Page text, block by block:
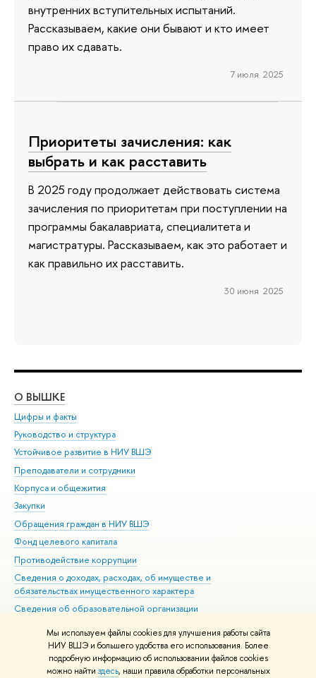
Мы используем файлы cookies для улучшения работы сайта
НИУ ВШЭ и большего удобства его использования. Более
подробную информацию об использовании файлов cookies
можно найти здесь, наши правила обработки персональных
внутренних вступительных испытаний.
Рассказываем, какие они бывают и кто имеет
право их сдавать.
7 июля 2025
Приоритеты зачисления: как
выбрать и как расставить
В 2025 году продолжает действовать система
зачисления по приоритетам при поступлении на
программы бакалавриата, специалитета и
магистратуры. Рассказываем, как это работает и
как правильно их расставить.
30 июня 2025
О ВЫШКЕ
Цифры и факты
Руководство и структура
Устойчивое развитие в НИУ ВШЭ
Преподаватели и сотрудники
Корпуса и общежития
Закупки
Обращения граждан в НИУ ВШЭ
Фонд целевого капитала
Противодействие коррупции
Сведения о доходах, расходах, об имуществе и
обязательствах имущественного характера
Сведения об образовательной организации
Людям с ограниченными возможностями здоровья
Единая платежная страница
Работа в Вышке